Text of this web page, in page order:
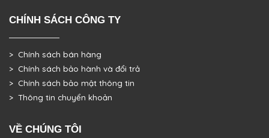
CHÍNH SÁCH CÔNG TY
> Chính sách bán hàng
> Chính sách bảo hành và đổi trả
> Chính sách bảo mật thông tin
> Thông tin chuyển khoản
VỀ CHÚNG TÔI